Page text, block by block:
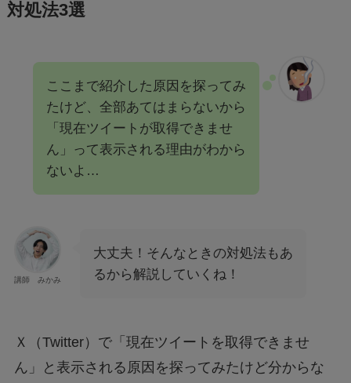
対処法3選
ここまで紹介した原因を探ってみ
たけど、全部あてはまらないから
「現在ツイートが取得できませ
ん」って表示される理由がわから
ないよ…
講師 みかみ
大丈夫！そんなときの対処法もあ
るから解説していくね！
Ｘ（Twitter）で「現在ツイートを取得できませ
ん」と表示される原因を探ってみたけど分からな